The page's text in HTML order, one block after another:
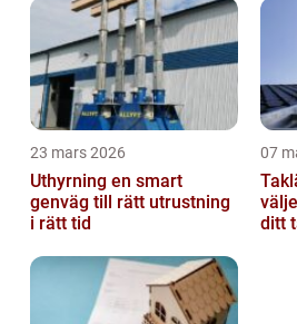
23 mars 2026
Uthyrning en smart
genväg till rätt utrustning
i rätt tid
07
ditt